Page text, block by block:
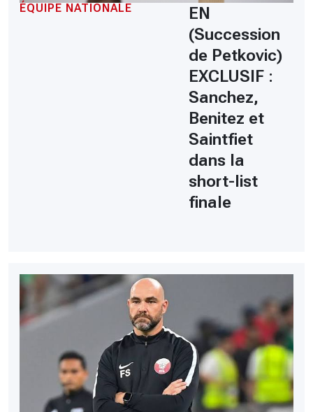
ÉQUIPE NATIONALE
EN
(Succession
de Petkovic)
EXCLUSIF :
Sanchez,
Benitez et
Saintfiet
dans la
short-list
finale